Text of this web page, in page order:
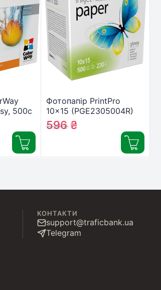
500с
Фотопапір PrintPro
10×15 (PGE2305004R)
609₴
596₴
КОНТАКТИ
support@traficbank.ua
Telegram